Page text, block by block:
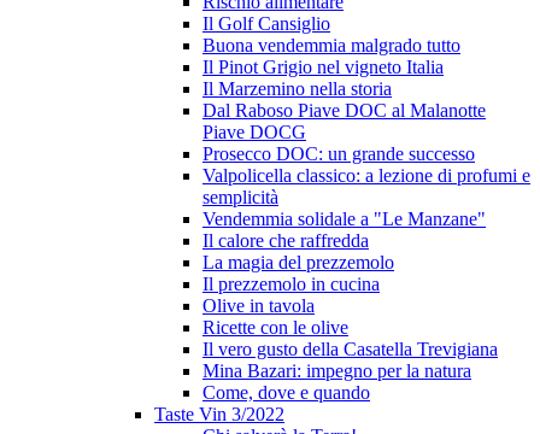
Il Golf Cansiglio
Buona vendemmia malgrado tutto
Il Pinot Grigio nel vigneto Italia
Il Marzemino nella storia
Dal Raboso Piave DOC al Malanotte
Piave DOCG
Prosecco DOC: un grande successo
Valpolicella classico: a lezione di profumi e
semplicità
Vendemmia solidale a "Le Manzane"
Il calore che raffredda
La magia del prezzemolo
Il prezzemolo in cucina
Olive in tavola
Ricette con le olive
Il vero gusto della Casatella Trevigiana
Mina Bazari: impegno per la natura
Come, dove e quando
Taste Vin 3/2022